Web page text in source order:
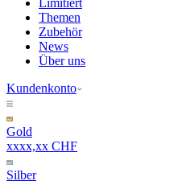
Limitiert
Themen
Zubehör
News
Über uns
Kundenkonto
Gold
xxxx,xx CHF
Silber